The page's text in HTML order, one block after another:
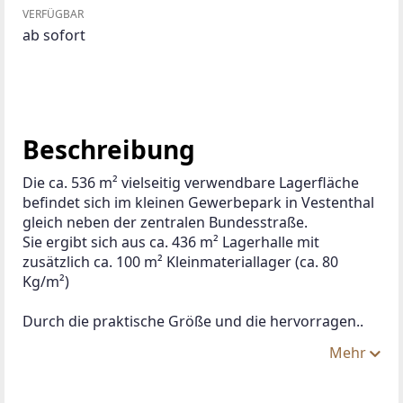
VERFÜGBAR
ab sofort
Beschreibung
Die ca. 536 m² vielseitig verwendbare Lagerfläche
befindet sich im kleinen Gewerbepark in Vestenthal
gleich neben der zentralen Bundesstraße.
Sie ergibt sich aus ca. 436 m² Lagerhalle mit
zusätzlich ca. 100 m² Kleinmateriallager (ca. 80
Kg/m²)
Durch die praktische Größe und die hervorragen..
Mehr